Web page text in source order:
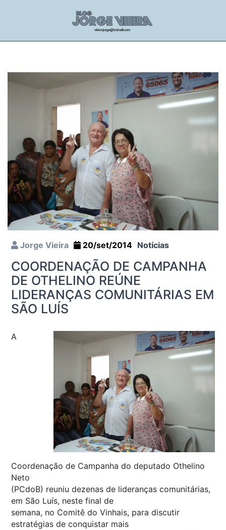
Jorge Vieira 20/set/2014 Notícias
COORDENAÇÃO DE CAMPANHA
DE OTHELINO REÚNE
LIDERANÇAS COMUNITÁRIAS EM
SÃO LUÍS
A
Coordenação de Campanha do deputado Othelino
Neto
(PCdoB) reuniu dezenas de lideranças comunitárias,
em São Luís, neste final de
semana, no Comitê do Vinhais, para discutir
estratégias de conquistar mais